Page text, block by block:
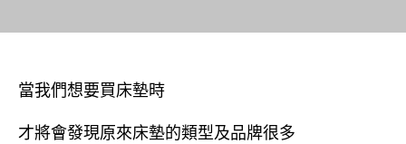
當我們想要買床墊時
才將會發現原來床墊的類型及品牌很多